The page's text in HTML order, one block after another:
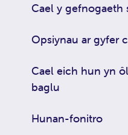
Cael y gefnogaeth
Opsiynau ar gyfer
Cael eich hun yn
baglu
Hunan-fonitro